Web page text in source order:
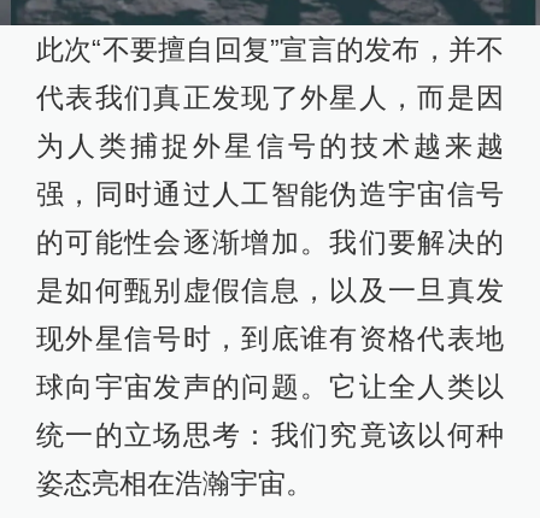
此次“不要擅自回复”宣言的发布，并不
代表我们真正发现了外星人，而是因
为人类捕捉外星信号的技术越来越
强，同时通过人工智能伪造宇宙信号
的可能性会逐渐增加。我们要解决的
是如何甄别虚假信息，以及一旦真发
现外星信号时，到底谁有资格代表地
球向宇宙发声的问题。它让全人类以
统一的立场思考：我们究竟该以何种
姿态亮相在浩瀚宇宙。